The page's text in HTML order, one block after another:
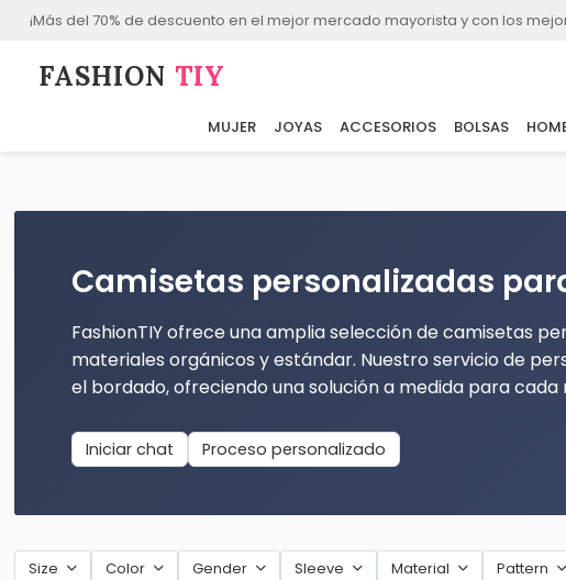
¡Más del 70% de descuento en el mejor mercado mayorista y con los
FASHION⁠ TIY
MUJER JOYAS ACCESORIOS BOLSAS
Camisetas personalizadas
FashionTIY ofrece una amplia selección de camisetas
materiales orgánicos y estándar. Nuestro servicio de
el bordado, ofreciendo una solución a medida para cada
Iniciar chat Proceso personalizado
Size Color Gender Sleeve Material Pattern